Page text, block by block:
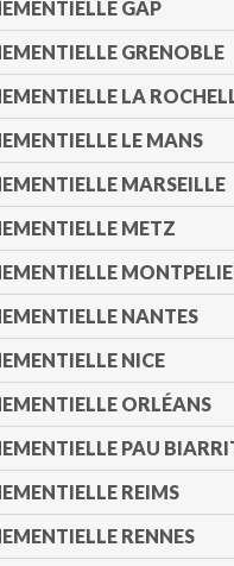
GAP
GRENOBLE
LA
LE MANS
MARSEILLE
METZ
NANTES
NICE
ORLÉANS
PAU
REIMS
RENNES